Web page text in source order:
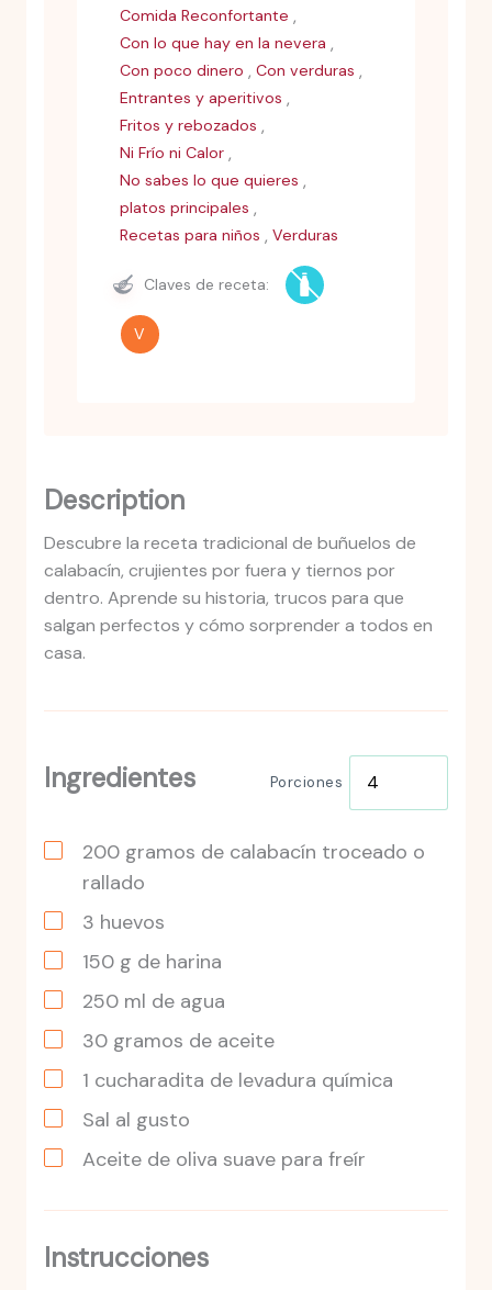
Comida Reconfortante ,
Con lo que hay en la nevera ,
Con poco dinero , Con verduras ,
Entrantes y aperitivos ,
Fritos y rebozados ,
Ni Frío ni Calor ,
No sabes lo que quieres ,
platos principales ,
Recetas para niños , Verduras
Claves de receta:
V
Description
Descubre la receta tradicional de buñuelos de
calabacín, crujientes por fuera y tiernos por
dentro. Aprende su historia, trucos para que
salgan perfectos y cómo sorprender a todos en
casa.
Ingredientes Porciones
200 gramos de calabacín troceado o
rallado
3 huevos
150 g de harina
250 ml de agua
30 gramos de aceite
1 cucharadita de levadura química
Sal al gusto
Aceite de oliva suave para freír
Instrucciones